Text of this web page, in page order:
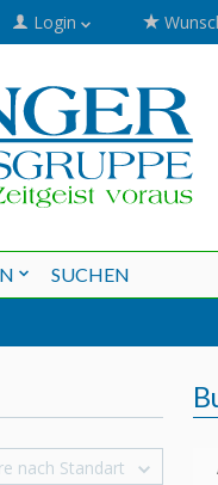
Login
SUCHEN
nach Standart